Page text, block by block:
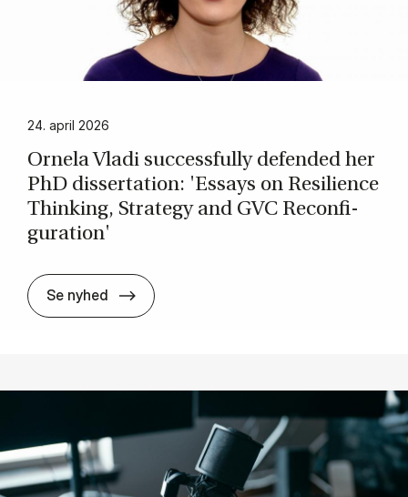
24. april 2026
Or­nela Vla­di suc­ces­sful­ly de­fen­ded her
PhD dis­serta­tion: 'Es­says on Resi­li­en­ce
Thin­king, Stra­te­gy and GVC Recon­fi­
gu­ra­tion'
Se nyhed Or­nela Vla­di suc­ces­sful­ly de­fen­ded